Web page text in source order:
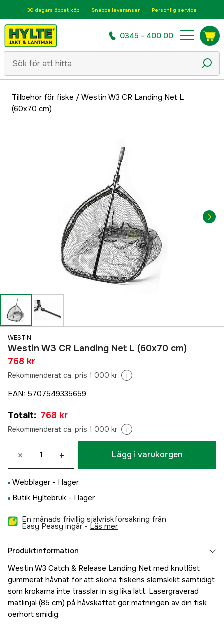
30 dagars öppet köp Snabba leveranser Personlig service
0345 - 400 00
Tillbehör för fiske / Westin W3 CR Landing Net L
(60x70 cm)
WESTIN
Westin W3 CR Landing Net L (60x70 cm)
768 kr
Rekommenderat ca. pris 1 000 kr i
EAN: 5707549335659
Totalt: 768 kr
Rekommenderat ca. pris 1 000 kr i
× + Lägg i varukorgen
Webblager - I lager
Butik Hyltebruk - I lager
En månads frivillig självriskförsäkring från
Easy Peasy ingår - läs mer
Produktinformation
Westin W3 Catch & Release Landing Net med knutlöst
gummerat håvnät för att skona fiskens slemskikt samtidigt
som krokarna inte trasslar in sig lika lätt. Lasergraverad
mätlinjal (85 cm) på håvskaftet gör mätningen av din fisk
oerhört smidig.